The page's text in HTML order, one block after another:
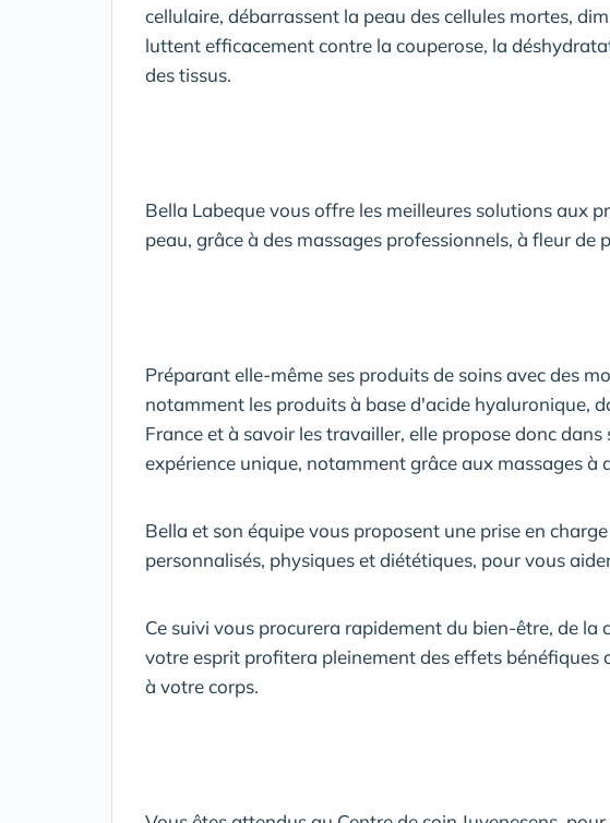
cellulaire, débarrassent la peau des cellules mortes,
luttent efficacement contre la couperose, la
des tissus.
Bella Labeque vous offre les meilleures solutions aux
peau, grâce à des massages professionnels, à fleur de
Préparant elle-même ses produits de soins avec des
notamment les produits à base d'acide hyaluronique,
France et à savoir les travailler, elle propose donc
expérience unique, notamment grâce aux massages à
Bella et son équipe vous proposent une prise en
personnalisés, physiques et diététiques, pour vous
Ce suivi vous procurera rapidement du bien-être, de la
votre esprit profitera pleinement des effets bénéfiques
à votre corps.